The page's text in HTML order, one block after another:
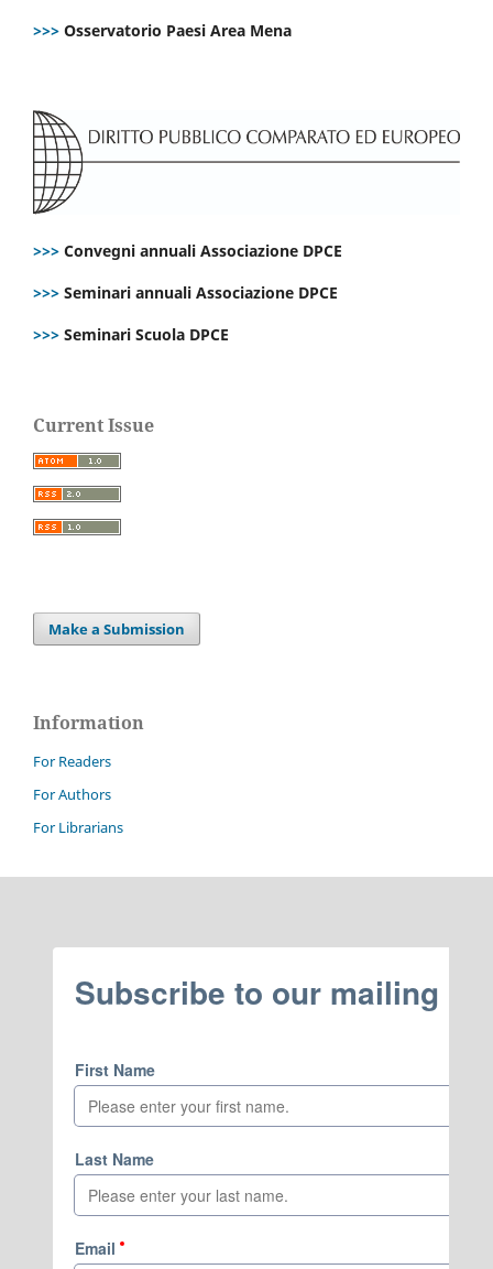
>>> Osservatorio Paesi Area Mena
>>> Convegni annuali Associazione DPCE
>>> Seminari annuali Associazione DPCE
>>> Seminari Scuola DPCE
Current Issue
Make a Submission
Information
For Readers
For Authors
For Librarians